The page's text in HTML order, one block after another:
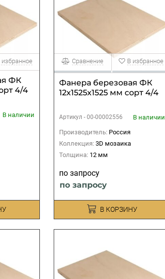
ФК
4/4
В наличии
избранное
Фанера березовая ФК
12х1525х1525 мм сорт 4/4
Артикул - 00-00002556
В наличии
Производитель: Россия
Коллекция: 3D мозаика
Толщина: 12 мм
по запросу
по запросу
В КОРЗИНУ
Сравнение В избранное